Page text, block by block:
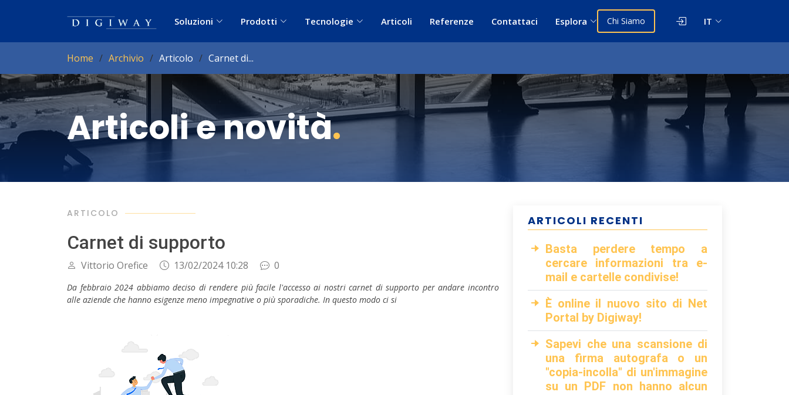
Soluzioni Prodotti Tecnologie Articoli Referenze Contattaci Esplora Chi Siamo IT
Home Archivio Articolo Carnet di...
Articoli e novità.
ARTICOLO
Carnet di supporto
Vittorio Orefice 13/02/2024 10:28 0
Da febbraio 2024 abbiamo deciso di rendere più facile l'accesso ai nostri carnet di supporto per andare incontro
alle aziende che hanno esigenze meno impegnative o più sporadiche. In questo modo ci si
ARTICOLI RECENTI
Basta perdere tempo a
cercare informazioni tra e-
mail e cartelle condivise!
È online il nuovo sito di Net
Portal by Digiway!
Sapevi che una scansione di
una firma autografa o un
"copia-incolla" di un'immagine
su un PDF non hanno alcun